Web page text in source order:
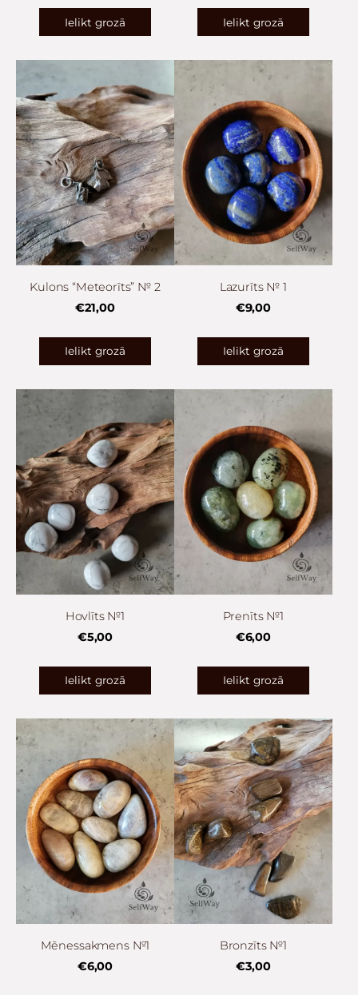
Ielikt grozā Ielikt grozā
Kulons “Meteorīts” № 2
€21,00
Ielikt grozā
Lazurīts № 1
€9,00
Ielikt grozā
Hovlīts №1
€5,00
Ielikt grozā
Prenīts №1
€6,00
Ielikt grozā
Mēnessakmens №1
€6,00
Bronzīts №1
€3,00